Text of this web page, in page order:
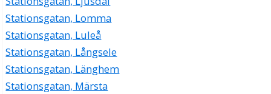
Stationsgatan, Lomma
Stationsgatan, Luleå
Stationsgatan, Långsele
Stationsgatan, Länghem
Stationsgatan, Märsta